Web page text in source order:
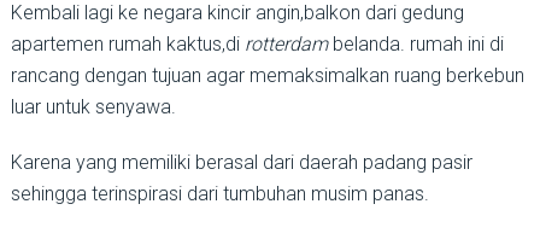
Kembali lagi ke negara kincir angin,balkon dari gedung
apartemen rumah kaktus,di rotterdambelanda. rumah ini di
rancang dengan tujuan agar memaksimalkan ruang berkebun
luar untuk senyawa.
Karena yang memiliki berasal dari daerah padang pasir
sehingga terinspirasi dari tumbuhan musim panas.